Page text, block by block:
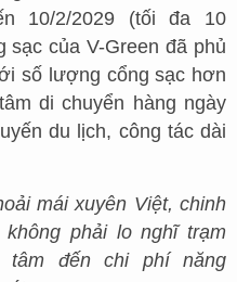
10/2/2029 (tối đa 10
sạc của V-Green đã phủ
số lượng cổng sạc hơn
di chuyển hàng ngày
du lịch, công tác dài
mái xuyên Việt, chinh
phải lo nghĩ trạm
tâm đến chi phí năng